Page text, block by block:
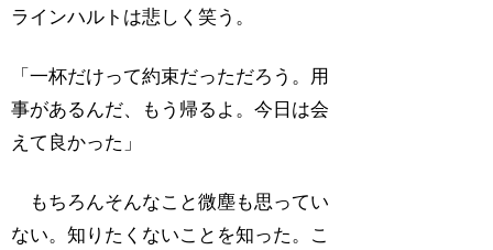
ラインハルトは悲しく笑う。
「一杯だけって約束だっただろう。用
事があるんだ、もう帰るよ。今日は会
えて良かった」
もちろんそんなこと微塵も思ってい
ない。知りたくないことを知った。こ